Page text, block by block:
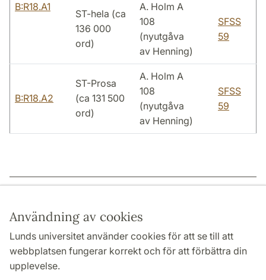
Användning av cookies
Lunds universitet använder cookies för att se till att
webbplatsen fungerar korrekt och för att förbättra din
upplevelse.
B:R18.A1
ST-hela (ca
136 000
ord)
A. Holm A
108
(nyutgåva
av Henning)
SFSS
59
B:R18.A2
ST-Prosa
(ca 131 500
ord)
A. Holm A
108
(nyutgåva
av Henning)
SFSS
59
HUMANISTISKA OCH TEOLOGISKA FAKULTETERNA